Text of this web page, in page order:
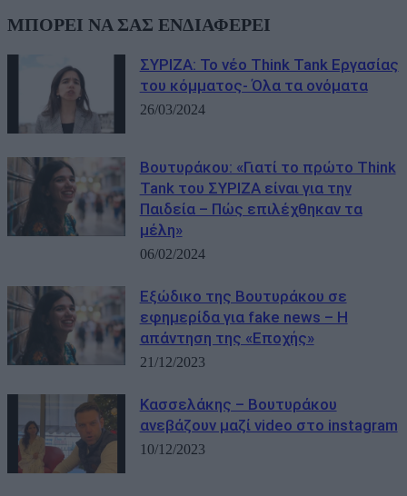
ΜΠΟΡΕΙ ΝΑ ΣΑΣ ΕΝΔΙΑΦΕΡΕΙ
ΣΥΡΙΖΑ: To νέο Think Tank Εργασίας
του κόμματος- Όλα τα ονόματα
26/03/2024
Βουτυράκου: «Γιατί το πρώτο Think
Tank του ΣΥΡΙΖΑ είναι για την
Παιδεία – Πώς επιλέχθηκαν τα
μέλη»
06/02/2024
Εξώδικο της Βουτυράκου σε
εφημερίδα για fake news – Η
απάντηση της «Εποχής»
21/12/2023
Κασσελάκης – Βουτυράκου
ανεβάζουν μαζί video στο instagram
10/12/2023